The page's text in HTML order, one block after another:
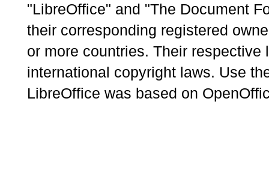
"LibreOffice" and "The Document
their corresponding registered
or more countries. Their
international copyright laws. Use
LibreOffice was based on